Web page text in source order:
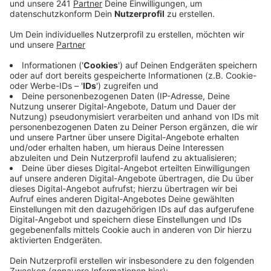
Veröffentlicht:Mittwoch, 17.07.2019 06:42
Gegen den heftigen Juckreiz, die Entzündung und die
Quaddeln auf der Haut bekommen die Patienten dann
Kortison-Infusionen.
Wer aktuell im Garten oder Unterholz arbeitet sollte –
wenn möglich – Handschuhe und lange Kleidung
anziehen, um einen Hautkontakt mit dem
Eichenprozessionspinner zu vermeiden, empfiehlt das
Klinikum.
Die Stadt hat wegen der Raupenplage inzwischen
Opladener Waldstücke im Bereich Birkenberg mit
Flatterband absperrt und warnt dort auf Schildern vor